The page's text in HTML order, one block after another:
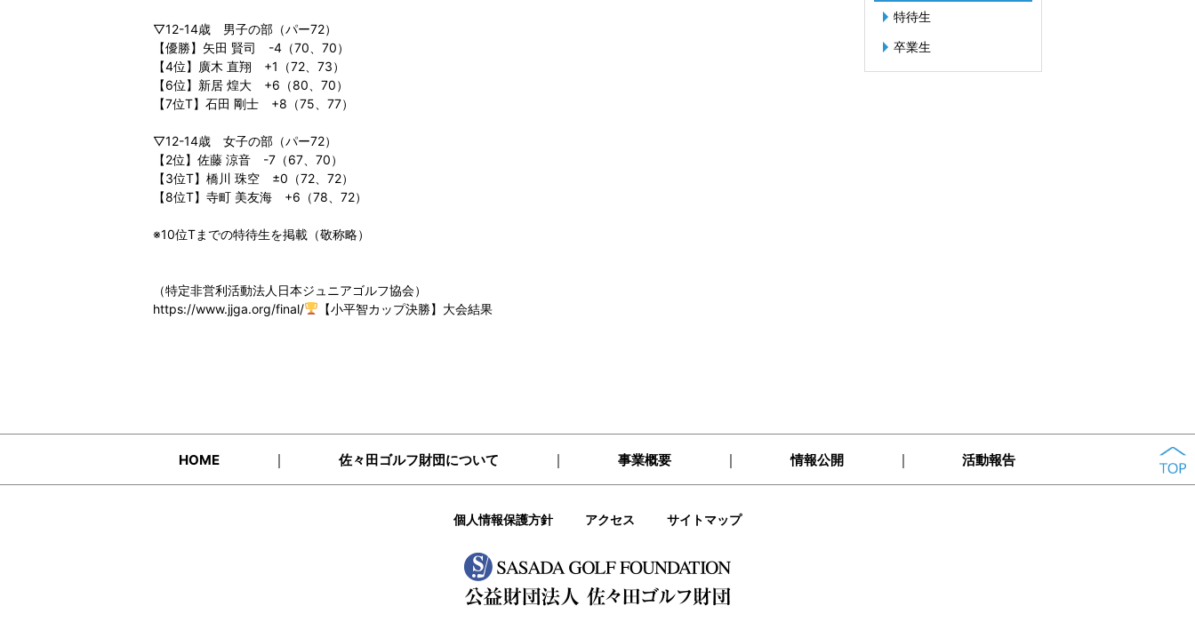
▽12-14歳 男子の部（パー72）
【優勝】矢田 賢司 -4（70、70）
【4位】廣木 直翔 +1（72、73）
【6位】新居 煌大 +6（80、70）
【7位T】石田 剛士 +8（75、77）
▽12-14歳 女子の部（パー72）
【2位】佐藤 涼音 -7（67、70）
【3位T】橋川 珠空 ±0（72、72）
【8位T】寺町 美友海 +6（78、72）
※10位Tまでの特待生を掲載（敬称略）
（特定非営利活動法人日本ジュニアゴルフ協会）
https://www.jjga.org/final/
【小平智カップ決勝】大会結果
特待生
卒業生
HOME ｜ 佐々田ゴルフ財団について ｜ 事業概要 ｜ 情報公開 ｜ 活動報告
個人情報保護方針 アクセス サイトマップ